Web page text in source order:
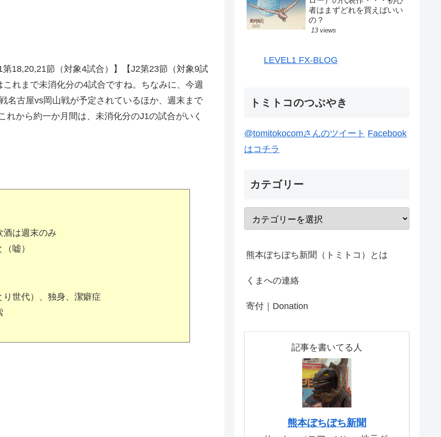
18,20,21節（対象4試合）】【J2第23節（対象9試
れまで未消化分の4試合ですね。ちなみに、今週
名古屋vs岡山戦が予定されているほか、週末まで
れから約一か月間は、未消化分のJ1の試合がいく
酒は週末のみ
嘘）
世代）、独身、潔癖症
者はまずどれを買えばいい
の？
13 views
LEVEL1 FX-BLOG
トミトコのつぶやき
@tomitokocomさんのツイート Facebook
はコチラ
カテゴリー
熊本ぼちぼち新聞（トミトコ）とは
くまへの連絡
寄付｜Donation
記事を書いてる人
熊本ぼちぼち新聞